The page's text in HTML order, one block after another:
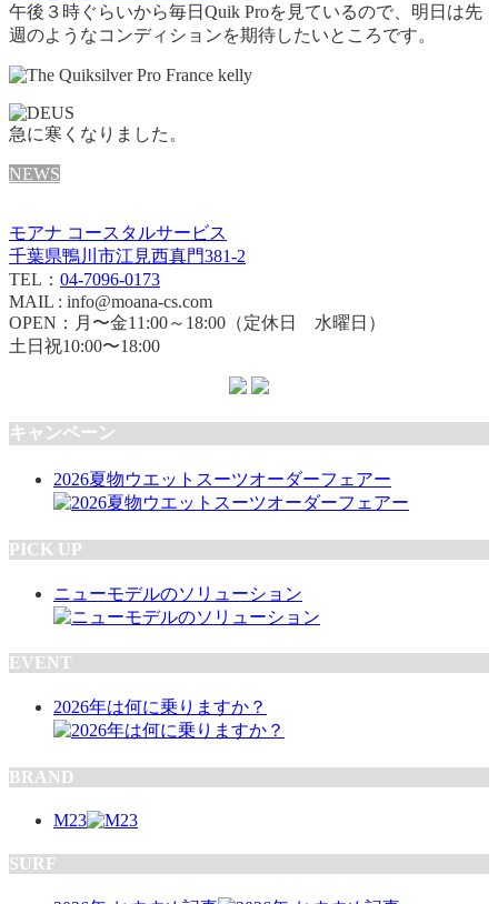
午後３時ぐらいから毎日Quik Proを見ているので、明日は先
週のようなコンディションを期待したいところです。
急に寒くなりました。
NEWS
モアナ コースタルサービス
千葉県鴨川市江見西真門381-2
TEL： 04-7096-0173
MAIL : info@moana-cs.com
OPEN：月〜金11:00～18:00（定休日 水曜日）
土日祝10:00〜18:00
キャンペーン
2026夏物ウエットスーツオーダーフェアー
PICK UP
ニューモデルのソリューション
EVENT
2026年は何に乗りますか？
BRAND
M23
SURF